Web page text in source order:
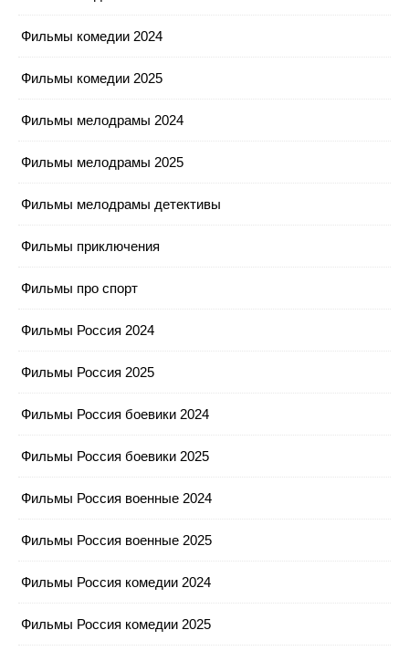
Фильмы комедии 2024
Фильмы комедии 2025
Фильмы мелодрамы 2024
Фильмы мелодрамы 2025
Фильмы мелодрамы детективы
Фильмы приключения
Фильмы про спорт
Фильмы Россия 2024
Фильмы Россия 2025
Фильмы Россия боевики 2024
Фильмы Россия боевики 2025
Фильмы Россия военные 2024
Фильмы Россия военные 2025
Фильмы Россия комедии 2024
Фильмы Россия комедии 2025